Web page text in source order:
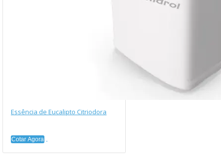
Essência de Eucalipto Citriodora
Cotar Agora